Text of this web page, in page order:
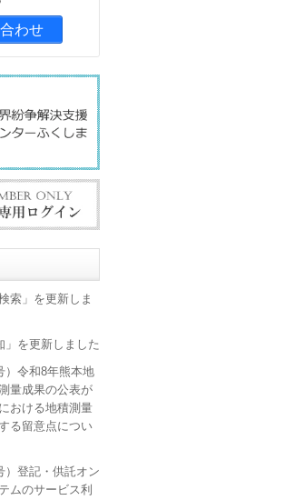
わせ
索」を更新しま
」を更新しました
）令和8年熊本地
量成果の公表が
おける地積測量
る留意点につい
）登記・供託オン
ムのサービス利